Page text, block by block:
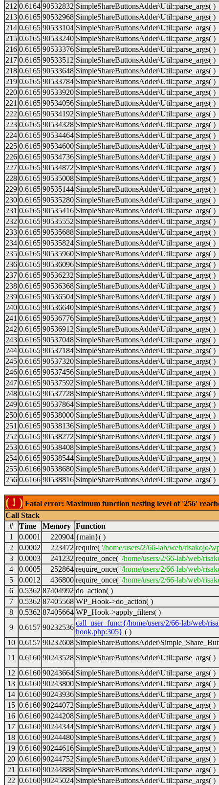
212 0.6164 90532832 SimpleShareButtonsAdder\Util::parse_args( )
213 0.6165 90532968 SimpleShareButtonsAdder\Util::parse_args( )
214 0.6165 90533104 SimpleShareButtonsAdder\Util::parse_args( )
215 0.6165 90533240 SimpleShareButtonsAdder\Util::parse_args( )
216 0.6165 90533376 SimpleShareButtonsAdder\Util::parse_args( )
217 0.6165 90533512 SimpleShareButtonsAdder\Util::parse_args( )
218 0.6165 90533648 SimpleShareButtonsAdder\Util::parse_args( )
219 0.6165 90533784 SimpleShareButtonsAdder\Util::parse_args( )
220 0.6165 90533920 SimpleShareButtonsAdder\Util::parse_args( )
221 0.6165 90534056 SimpleShareButtonsAdder\Util::parse_args( )
222 0.6165 90534192 SimpleShareButtonsAdder\Util::parse_args( )
223 0.6165 90534328 SimpleShareButtonsAdder\Util::parse_args( )
224 0.6165 90534464 SimpleShareButtonsAdder\Util::parse_args( )
225 0.6165 90534600 SimpleShareButtonsAdder\Util::parse_args( )
226 0.6165 90534736 SimpleShareButtonsAdder\Util::parse_args( )
227 0.6165 90534872 SimpleShareButtonsAdder\Util::parse_args( )
228 0.6165 90535008 SimpleShareButtonsAdder\Util::parse_args( )
229 0.6165 90535144 SimpleShareButtonsAdder\Util::parse_args( )
230 0.6165 90535280 SimpleShareButtonsAdder\Util::parse_args( )
231 0.6165 90535416 SimpleShareButtonsAdder\Util::parse_args( )
232 0.6165 90535552 SimpleShareButtonsAdder\Util::parse_args( )
233 0.6165 90535688 SimpleShareButtonsAdder\Util::parse_args( )
234 0.6165 90535824 SimpleShareButtonsAdder\Util::parse_args( )
235 0.6165 90535960 SimpleShareButtonsAdder\Util::parse_args( )
236 0.6165 90536096 SimpleShareButtonsAdder\Util::parse_args( )
237 0.6165 90536232 SimpleShareButtonsAdder\Util::parse_args( )
238 0.6165 90536368 SimpleShareButtonsAdder\Util::parse_args( )
239 0.6165 90536504 SimpleShareButtonsAdder\Util::parse_args( )
240 0.6165 90536640 SimpleShareButtonsAdder\Util::parse_args( )
241 0.6165 90536776 SimpleShareButtonsAdder\Util::parse_args( )
242 0.6165 90536912 SimpleShareButtonsAdder\Util::parse_args( )
243 0.6165 90537048 SimpleShareButtonsAdder\Util::parse_args( )
244 0.6165 90537184 SimpleShareButtonsAdder\Util::parse_args( )
245 0.6165 90537320 SimpleShareButtonsAdder\Util::parse_args( )
246 0.6165 90537456 SimpleShareButtonsAdder\Util::parse_args( )
247 0.6165 90537592 SimpleShareButtonsAdder\Util::parse_args( )
248 0.6165 90537728 SimpleShareButtonsAdder\Util::parse_args( )
249 0.6165 90537864 SimpleShareButtonsAdder\Util::parse_args( )
250 0.6165 90538000 SimpleShareButtonsAdder\Util::parse_args( )
251 0.6165 90538136 SimpleShareButtonsAdder\Util::parse_args( )
252 0.6165 90538272 SimpleShareButtonsAdder\Util::parse_args( )
253 0.6165 90538408 SimpleShareButtonsAdder\Util::parse_args( )
254 0.6165 90538544 SimpleShareButtonsAdder\Util::parse_args( )
255 0.6166 90538680 SimpleShareButtonsAdder\Util::parse_args( )
256 0.6166 90538816 SimpleShareButtonsAdder\Util::parse_args( )
( ! ) Fatal error: Maximum function nesting level of '256'
Call Stack
#
Time Memory Function
1
0.0001 220904 {main}( )
2
0.0002 223472 require( '/home/users/2/66-lab/web/risakojo/
3
0.0003 241232 require_once( '/home/users/2/66-lab/web/
4
0.0005 252864 require_once( '/home/users/2/66-lab/web/
5
0.0012 436800 require_once( '/home/users/2/66-lab/web/
6
0.5362 87404992 do_action( )
7
0.5362 87405568 WP_Hook->do_action( )
8
0.5362 87405664 WP_Hook->apply_filters( )
9
0.6157 90232536
call_user_func:{/home/users/2/66-lab/web/
hook.php:305} ( )
10 0.6157 90232608
11
0.6160 90243528 SimpleShareButtonsAdder\Util::parse_args( )
12 0.6160 90243664 SimpleShareButtonsAdder\Util::parse_args( )
13 0.6160 90243800 SimpleShareButtonsAdder\Util::parse_args( )
14 0.6160 90243936 SimpleShareButtonsAdder\Util::parse_args( )
15 0.6160 90244072 SimpleShareButtonsAdder\Util::parse_args( )
16 0.6160 90244208 SimpleShareButtonsAdder\Util::parse_args( )
17 0.6160 90244344 SimpleShareButtonsAdder\Util::parse_args( )
18 0.6160 90244480 SimpleShareButtonsAdder\Util::parse_args( )
19 0.6160 90244616 SimpleShareButtonsAdder\Util::parse_args( )
20 0.6160 90244752 SimpleShareButtonsAdder\Util::parse_args( )
21
0.6160 90244888 SimpleShareButtonsAdder\Util::parse_args( )
22 0.6160 90245024 SimpleShareButtonsAdder\Util::parse_args( )